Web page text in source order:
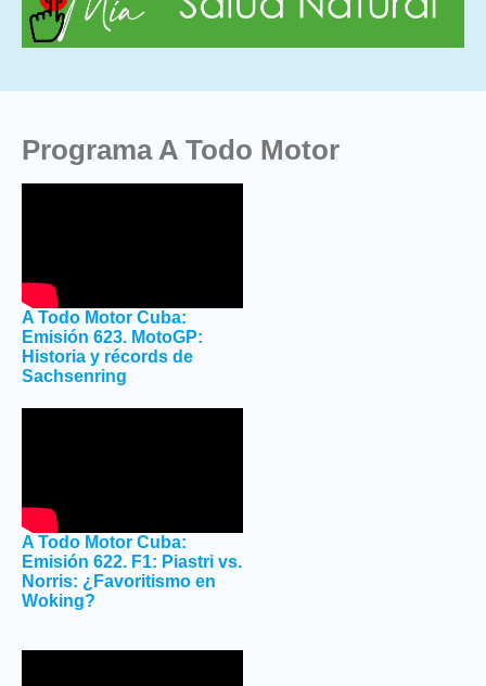
Programa A Todo Motor
A Todo Motor Cuba:
Emisión 623. MotoGP:
Historia y récords de
Sachsenring
A Todo Motor Cuba:
Emisión 622. F1: Piastri vs.
Norris: ¿Favoritismo en
Woking?